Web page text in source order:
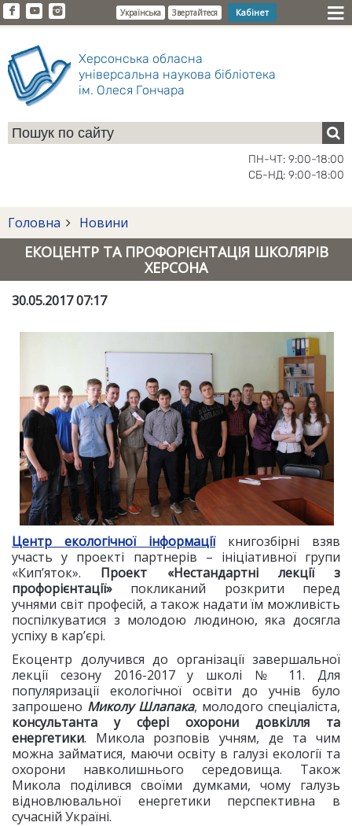
Українська Звертайтеся Кабінет
Херсонська обласна
універсальна наукова бібліотека
ім. Олеся Гончара
ПН-ЧТ: 9:00-18:00
СБ-НД: 9:00-18:00
Головна Новини
ЕКОЦЕНТР ТА ПРОФОРІЄНТАЦІЯ ШКОЛЯРІВ
ХЕРСОНА
30.05.2017 07:17
Центр екологічної інформаціїкнигозбірні взяв
участь у проекті партнерів – ініціативної групи
«Кип’яток». Проект «Нестандартні лекції з
профорієнтації» покликаний розкрити перед
учнями світ професій, а також надати їм можливість
поспілкуватися з молодою людиною, яка досягла
успіху в кар’єрі.
Екоцентр долучився до організації завершальної
лекції сезону 2016-2017 у школі № 11. Для
популяризації екологічної освіти до учнів було
запрошено Миколу Шлапака, молодого спеціаліста,
консультанта у сфері охорони довкілля та
енергетики. Микола розповів учням, де та чим
можна займатися, маючи освіту в галузі екології та
охорони навколишнього середовища. Також
Микола поділився своїми думками, чому галузь
відновлювальної енергетики перспективна в
сучасній Україні.